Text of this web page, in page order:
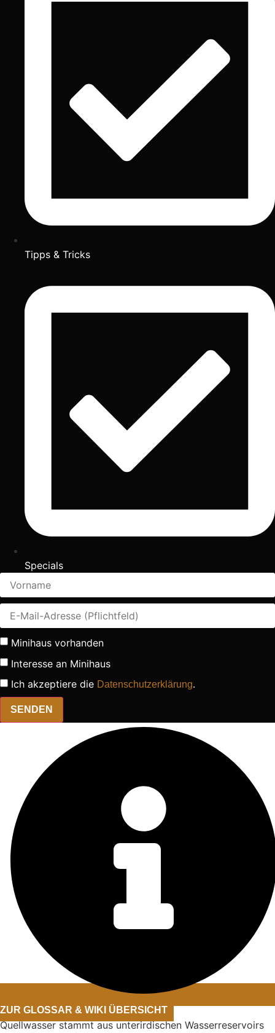
Tipps & Tricks
Specials
Minihaus vorhanden
Interesse an Minihaus
Ich akzeptiere die Datenschutzerklärung.
SENDEN
ZUR GLOSSAR & WIKI ÜBERSICHT
Quellwasser stammt aus unterirdischen Wasserreservoirs